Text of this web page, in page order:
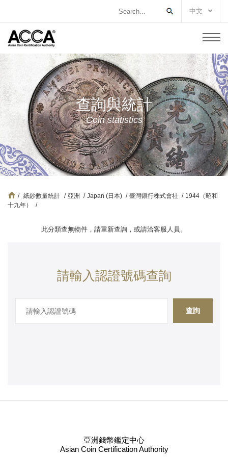
中文
查詢與統計
Coin statistics
/ 紙鈔數量統計 / 亞洲 / Japan (日本) / 臺灣銀行株式會社 / 1944（昭和
十九年）
/
此分類查無物件，請重新查詢，或請洽客服人員。
請輸入認證號碼查詢
查詢
亞洲錢幣鑑定中心
Asian Coin Certification Authority